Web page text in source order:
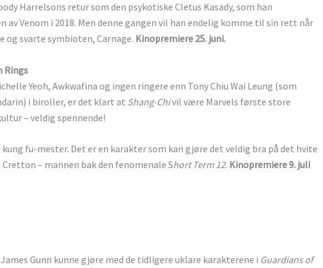
Harrelsons retur som den psykotiske Cletus Kasady, som han
Venom i 2018. Men denne gangen vil han endelig komme til sin rett når
og svarte symbioten, Carnage. Kinopremiere 25. juni.
Rings
Yeoh, Awkwafina og ingen ringere enn Tony Chiu Wai Leung (som
i biroller, er det klart at Shang-Chivil være Marvels første store
– veldig spennende!
fu-mester. Det er en karakter som kan gjøre det veldig bra på det hvite
– mannen bak den fenomenale Short Term 12. Kinopremiere 9. juli
Gunn kunne gjøre med de tidligere uklare karakterene i Guardians of